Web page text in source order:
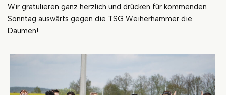
Wir gratulieren ganz herzlich und drücken für kommenden
Sonntag auswärts gegen die TSG Weiherhammer die
Daumen!